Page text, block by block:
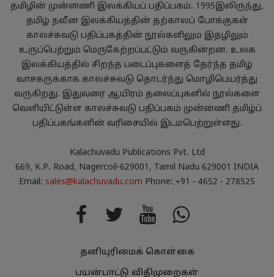
தமிழின் முன்னணி இலக்கியப் பதிப்பகம். 1995இலிருந்து,
தமிழ் நவீன இலக்கியத்தின் தற்காலப் போக்குகள்
காலச்சுவடு பதிப்பகத்தின் நூல்களிலும் இதழிலும்
உருப்பெற்றும் மெருகேற்றப்பட்டும் வருகின்றன. உலக
இலக்கியத்தில் சிறந்த படைப்புகளைத் தேர்ந்த தமிழ்
வாசகருக்காக காலச்சுவடு தொடர்ந்து மொழிபெயர்த்து
வருகிறது. இதுவரை ஆயிரம் தலைப்புகளில் நூல்களை
வெளியிட்டுள்ள காலச்சுவடு பதிப்பகம் முன்னணி தமிழ்ப்
பதிப்பகங்களின் வரிசையில் இடம்பெற்றுள்ளது.
Kalachuvadu Publications Pvt. Ltd
669, K.P. Road, Nagercoil-629001, Tamil Nadu 629001 INDIA
Email: sales@kalachuvadu.com Phone: +91 - 4652 - 278525
தனியுரிமைக் கொள்கை
பயன்பாட்டு விதிமுறைகள்